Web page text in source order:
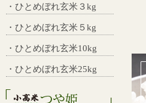
・ひとめぼれ玄米３kg
・ひとめぼれ玄米５kg
・ひとめぼれ玄米10kg
・ひとめぼれ玄米25kg